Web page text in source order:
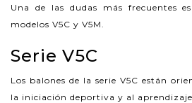
Una de las dudas más frecuentes
modelos V5C y V5M.
Serie V5C
Los balones de la serie V5C están
la iniciación deportiva y al aprendizaje.